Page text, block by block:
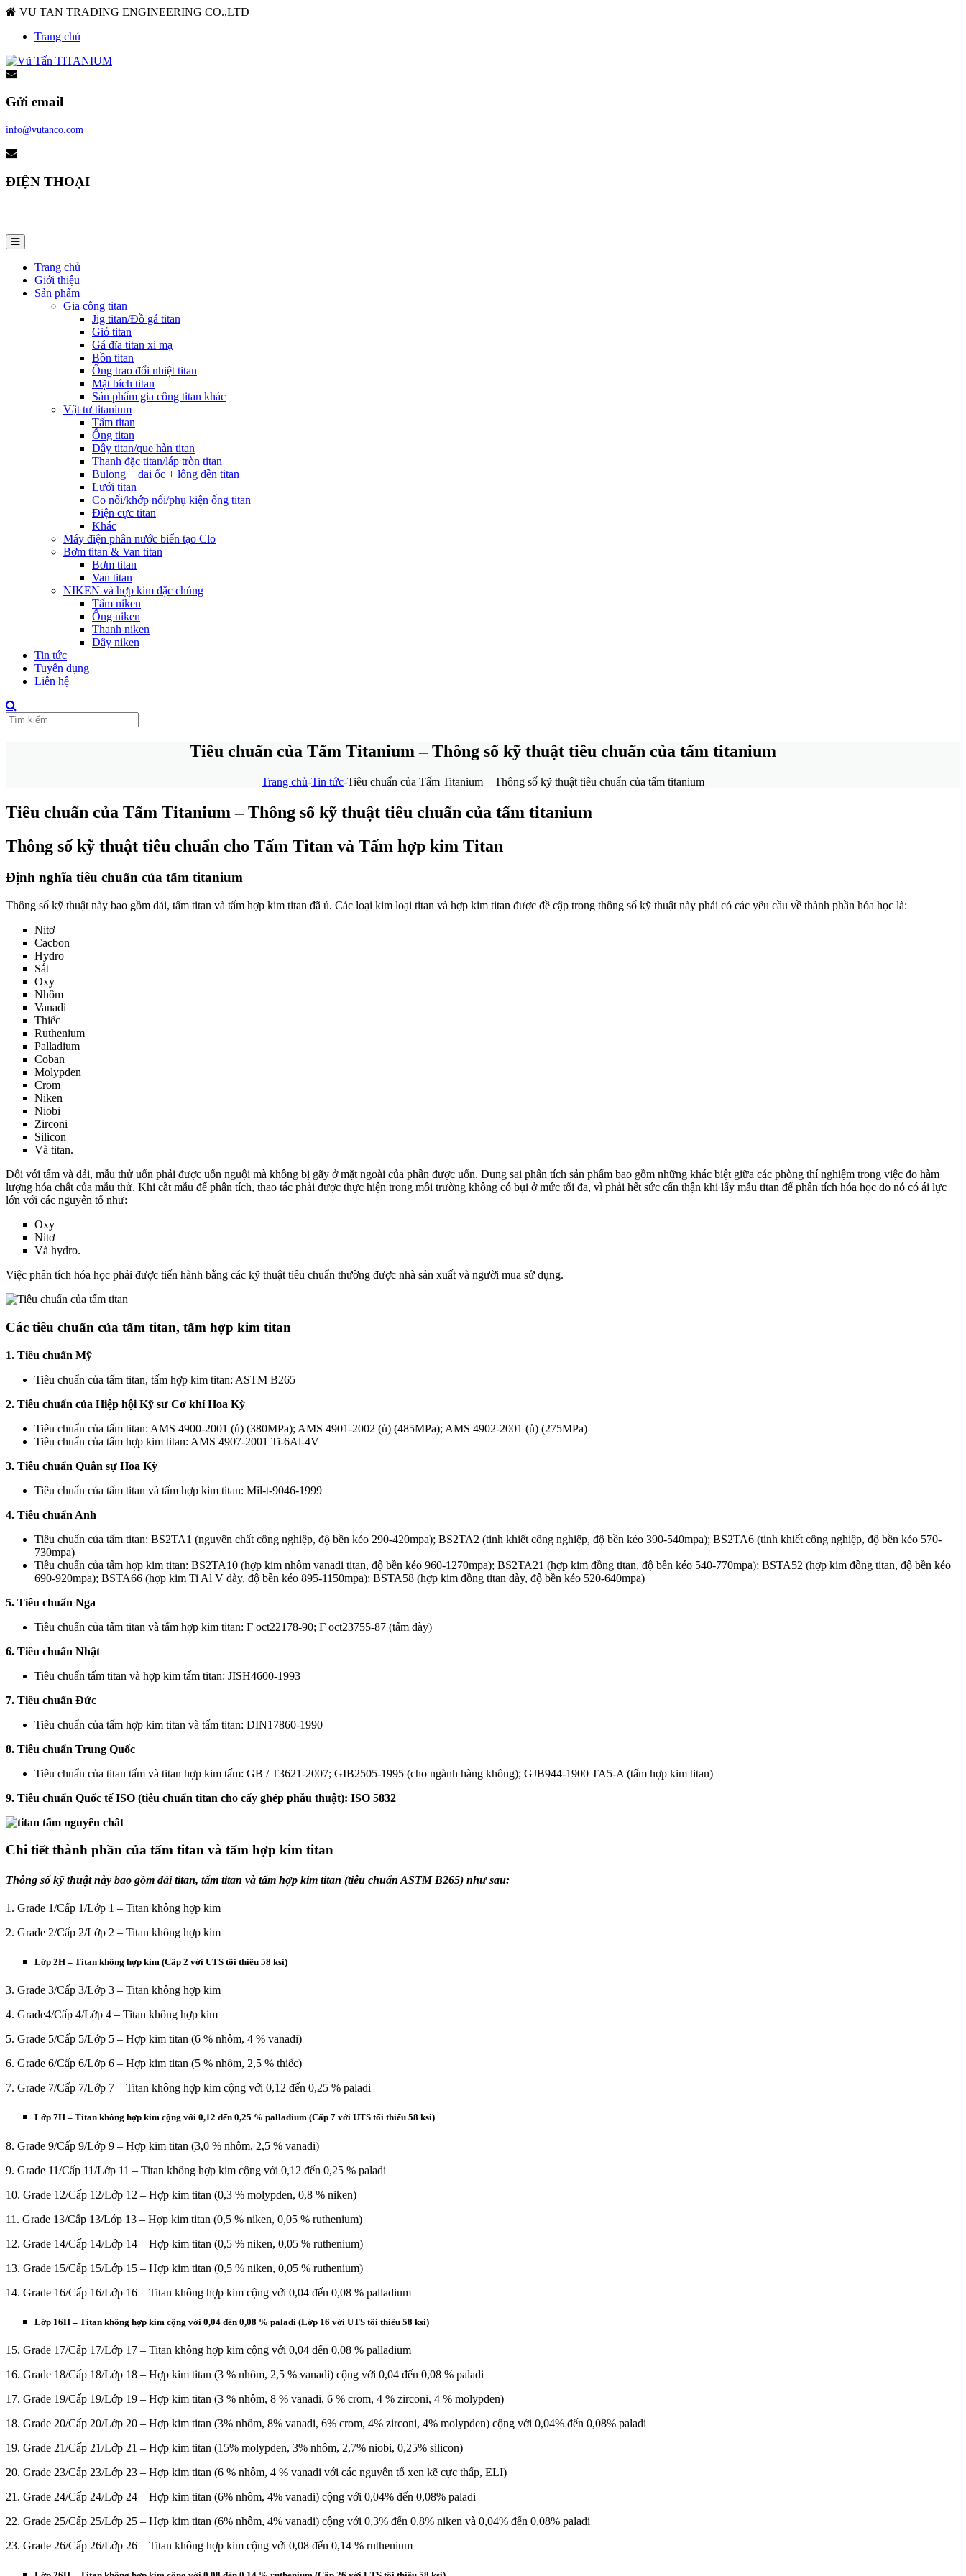
VU TAN TRADING ENGINEERING CO.,LTD
Trang chủ
Gửi email
info@vutanco.com
ĐIỆN THOẠI
Trang chủ
Giới thiệu
Sản phẩm
Gia công titan
Jig titan/Đồ gá titan
Giỏ titan
Gá đĩa titan xi mạ
Bồn titan
Ống trao đổi nhiệt titan
Mặt bích titan
Sản phẩm gia công titan khác
Vật tư titanium
Tấm titan
Ống titan
Dây titan/que hàn titan
Thanh đặc titan/láp tròn titan
Bulong + đai ốc + lông đền titan
Lưới titan
Co nối/khớp nối/phụ kiện ống titan
Điện cực titan
Khác
Máy điện phân nước biển tạo Clo
Bơm titan & Van titan
Bơm titan
Van titan
NIKEN và hợp kim đặc chủng
Tấm niken
Ống niken
Thanh niken
Dây niken
Tin tức
Tuyển dụng
Liên hệ
Tiêu chuẩn của Tấm Titanium – Thông số kỹ thuật tiêu chuẩn của tấm titanium
Trang chủ-Tin tức-Tiêu chuẩn của Tấm Titanium – Thông số kỹ thuật tiêu chuẩn của tấm titanium
Tiêu chuẩn của Tấm Titanium – Thông số kỹ thuật tiêu chuẩn của tấm titanium
Thông số kỹ thuật tiêu chuẩn cho Tấm Titan và Tấm hợp kim Titan
Định nghĩa tiêu chuẩn của tấm titanium
Thông số kỹ thuật này bao gồm dải, tấm titan và tấm hợp kim titan đã ủ. Các loại kim loại titan và hợp kim titan được đề cập trong thông số kỹ thuật này phải có các yêu cầu về thành phần hóa học là:
Nitơ
Cacbon
Hydro
Sắt
Oxy
Nhôm
Vanadi
Thiếc
Ruthenium
Palladium
Coban
Molypden
Crom
Niken
Niobi
Zirconi
Silicon
Và titan.
Đối với tấm và dải, mẫu thử uốn phải được uốn nguội mà không bị gãy ở mặt ngoài của phần được uốn. Dung sai phân tích sản phẩm bao gồm những khác biệt giữa các phòng thí nghiệm trong việc đo hàm
lượng hóa chất của mẫu thử. Khi cắt mẫu để phân tích, thao tác phải được thực hiện trong môi trường không có bụi ở mức tối đa, vì phải hết sức cẩn thận khi lấy mẫu titan để phân tích hóa học do nó có ái lực
lớn với các nguyên tố như:
Oxy
Nitơ
Và hydro.
Việc phân tích hóa học phải được tiến hành bằng các kỹ thuật tiêu chuẩn thường được nhà sản xuất và người mua sử dụng.
Các tiêu chuẩn của tấm titan, tấm hợp kim titan
1. Tiêu chuẩn Mỹ
Tiêu chuẩn của tấm titan, tấm hợp kim titan: ASTM B265
2. Tiêu chuẩn của Hiệp hội Kỹ sư Cơ khí Hoa Kỳ
Tiêu chuẩn của tấm titan: AMS 4900-2001 (ủ) (380MPa); AMS 4901-2002 (ủ) (485MPa); AMS 4902-2001 (ủ) (275MPa)
Tiêu chuẩn của tấm hợp kim titan: AMS 4907-2001 Ti-6Al-4V
3. Tiêu chuẩn Quân sự Hoa Kỳ
Tiêu chuẩn của tấm titan và tấm hợp kim titan: Mil-t-9046-1999
4. Tiêu chuẩn Anh
Tiêu chuẩn của tấm titan: BS2TA1 (nguyên chất công nghiệp, độ bền kéo 290-420mpa); BS2TA2 (tinh khiết công nghiệp, độ bền kéo 390-540mpa); BS2TA6 (tinh khiết công nghiệp, độ bền kéo 570-
730mpa)
Tiêu chuẩn của tấm hợp kim titan: BS2TA10 (hợp kim nhôm vanadi titan, độ bền kéo 960-1270mpa); BS2TA21 (hợp kim đồng titan, độ bền kéo 540-770mpa); BSTA52 (hợp kim đồng titan, độ bền kéo
690-920mpa); BSTA66 (hợp kim Ti Al V dày, độ bền kéo 895-1150mpa); BSTA58 (hợp kim đồng titan dày, độ bền kéo 520-640mpa)
5. Tiêu chuẩn Nga
Tiêu chuẩn của tấm titan và tấm hợp kim titan: Γ oct22178-90; Γ oct23755-87 (tấm dày)
6. Tiêu chuẩn Nhật
Tiêu chuẩn tấm titan và hợp kim tấm titan: JISH4600-1993
7. Tiêu chuẩn Đức
Tiêu chuẩn của tấm hợp kim titan và tấm titan: DIN17860-1990
8. Tiêu chuẩn Trung Quốc
Tiêu chuẩn của titan tấm và titan hợp kim tấm: GB / T3621-2007; GIB2505-1995 (cho ngành hàng không); GJB944-1900 TA5-A (tấm hợp kim titan)
9. Tiêu chuẩn Quốc tế ISO (tiêu chuẩn titan cho cấy ghép phẫu thuật): ISO 5832
Chi tiết thành phần của tấm titan và tấm hợp kim titan
Thông số kỹ thuật này bao gồm dải titan, tấm titan và tấm hợp kim titan (tiêu chuẩn ASTM B265) như sau:
1. Grade 1/Cấp 1/Lớp 1 – Titan không hợp kim
2. Grade 2/Cấp 2/Lớp 2 – Titan không hợp kim
Lớp 2H – Titan không hợp kim (Cấp 2 với UTS tối thiểu 58 ksi)
3. Grade 3/Cấp 3/Lớp 3 – Titan không hợp kim
4. Grade4/Cấp 4/Lớp 4 – Titan không hợp kim
5. Grade 5/Cấp 5/Lớp 5 – Hợp kim titan (6 % nhôm, 4 % vanadi)
6. Grade 6/Cấp 6/Lớp 6 – Hợp kim titan (5 % nhôm, 2,5 % thiếc)
7. Grade 7/Cấp 7/Lớp 7 – Titan không hợp kim cộng với 0,12 đến 0,25 % paladi
Lớp 7H – Titan không hợp kim cộng với 0,12 đến 0,25 % palladium (Cấp 7 với UTS tối thiểu 58 ksi)
8. Grade 9/Cấp 9/Lớp 9 – Hợp kim titan (3,0 % nhôm, 2,5 % vanadi)
9. Grade 11/Cấp 11/Lớp 11 – Titan không hợp kim cộng với 0,12 đến 0,25 % paladi
10. Grade 12/Cấp 12/Lớp 12 – Hợp kim titan (0,3 % molypden, 0,8 % niken)
11. Grade 13/Cấp 13/Lớp 13 – Hợp kim titan (0,5 % niken, 0,05 % ruthenium)
12. Grade 14/Cấp 14/Lớp 14 – Hợp kim titan (0,5 % niken, 0,05 % ruthenium)
13. Grade 15/Cấp 15/Lớp 15 – Hợp kim titan (0,5 % niken, 0,05 % ruthenium)
14. Grade 16/Cấp 16/Lớp 16 – Titan không hợp kim cộng với 0,04 đến 0,08 % palladium
Lớp 16H – Titan không hợp kim cộng với 0,04 đến 0,08 % paladi (Lớp 16 với UTS tối thiểu 58 ksi)
15. Grade 17/Cấp 17/Lớp 17 – Titan không hợp kim cộng với 0,04 đến 0,08 % palladium
16. Grade 18/Cấp 18/Lớp 18 – Hợp kim titan (3 % nhôm, 2,5 % vanadi) cộng với 0,04 đến 0,08 % paladi
17. Grade 19/Cấp 19/Lớp 19 – Hợp kim titan (3 % nhôm, 8 % vanadi, 6 % crom, 4 % zirconi, 4 % molypden)
18. Grade 20/Cấp 20/Lớp 20 – Hợp kim titan (3% nhôm, 8% vanadi, 6% crom, 4% zirconi, 4% molypden) cộng với 0,04% đến 0,08% paladi
19. Grade 21/Cấp 21/Lớp 21 – Hợp kim titan (15% molypden, 3% nhôm, 2,7% niobi, 0,25% silicon)
20. Grade 23/Cấp 23/Lớp 23 – Hợp kim titan (6 % nhôm, 4 % vanadi với các nguyên tố xen kẽ cực thấp, ELI)
21. Grade 24/Cấp 24/Lớp 24 – Hợp kim titan (6% nhôm, 4% vanadi) cộng với 0,04% đến 0,08% paladi
22. Grade 25/Cấp 25/Lớp 25 – Hợp kim titan (6% nhôm, 4% vanadi) cộng với 0,3% đến 0,8% niken và 0,04% đến 0,08% paladi
23. Grade 26/Cấp 26/Lớp 26 – Titan không hợp kim cộng với 0,08 đến 0,14 % ruthenium